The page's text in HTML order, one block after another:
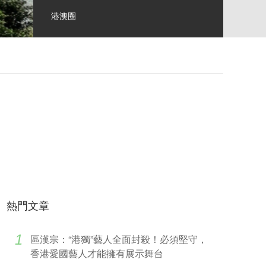
港澳圈
熱門文章
區漢宗：“港獨”藝人全面封殺！必須堅守，
香港愛國藝人才能擁有展示舞台
1